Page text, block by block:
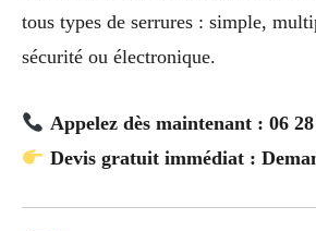
tous types de serrures : simple,
sécurité ou électronique.
Appelez dès maintenant : 06
Devis gratuit immédiat :